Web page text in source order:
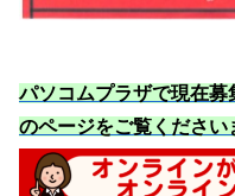
パソコムプラザで現在募
のページをご覧ください